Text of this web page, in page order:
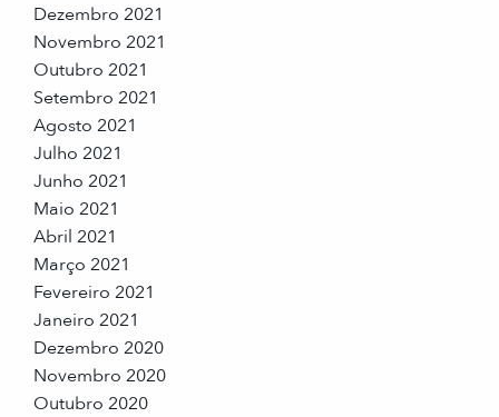
Dezembro 2021
Novembro 2021
Outubro 2021
Setembro 2021
Agosto 2021
Julho 2021
Junho 2021
Maio 2021
Abril 2021
Março 2021
Fevereiro 2021
Janeiro 2021
Dezembro 2020
Novembro 2020
Outubro 2020